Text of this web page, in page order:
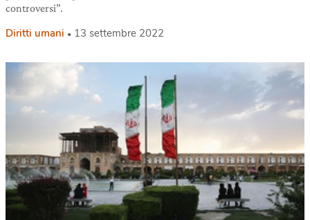
controversi”.
Diritti umani 13 settembre 2022